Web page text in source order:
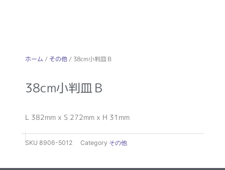
ホーム / その他/ 38cm小判皿Ｂ
38cm小判皿Ｂ
L 382mm x S 272mm x H 31mm
SKU 8906-5012 Category その他